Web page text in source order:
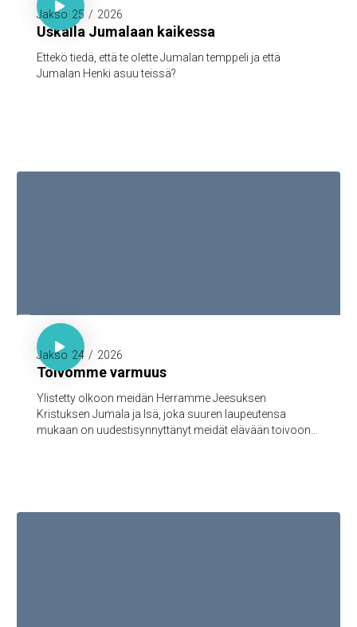

Jakso 25 / 2026
Uskalla Jumalaan kaikessa
Ettekö tiedä, että te olette Jumalan temppeli ja että
Jumalan Henki asuu teissä?
1. Piet. 1:3-5

Jakso 24 / 2026
Toivomme varmuus
Ylistetty olkoon meidän Herramme Jeesuksen
Kristuksen Jumala ja Isä, joka suuren laupeutensa
mukaan on uudestisynnyttänyt meidät elävään toivoon
kautta varjellutte pelastukseen, joka on valmis